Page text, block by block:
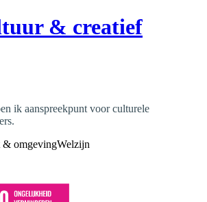
& creatief
ik aanspreekpunt voor culturele
& omgevingWelzijn